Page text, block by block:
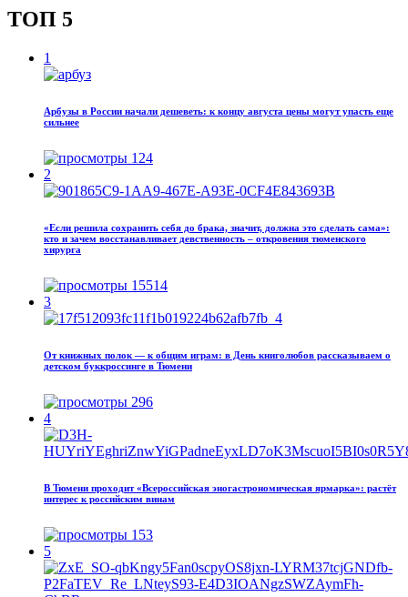
ТОП 5
1
Арбузы в России начали дешеветь: к концу августа цены могут упасть еще
сильнее
124
2
«Если решила сохранить себя до брака, значит, должна это сделать сама»:
кто и зачем восстанавливает девственность – откровения тюменского
хирурга
15514
3
От книжных полок — к общим играм: в День книголюбов рассказываем о
детском буккроссинге в Тюмени
296
4
В Тюмени проходит «Всероссийская эногастрономическая ярмарка»: растёт
интерес к российским винам
153
5